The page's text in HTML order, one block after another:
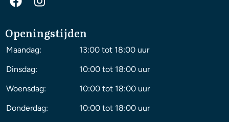
Openingstijden
Maandag:
13:00 tot 18:00 uur
Dinsdag:
10:00 tot 18:00 uur
Woensdag:
10:00 tot 18:00 uur
Donderdag:
10:00 tot 18:00 uur